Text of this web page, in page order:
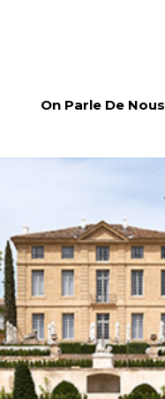
On Parle De Nous